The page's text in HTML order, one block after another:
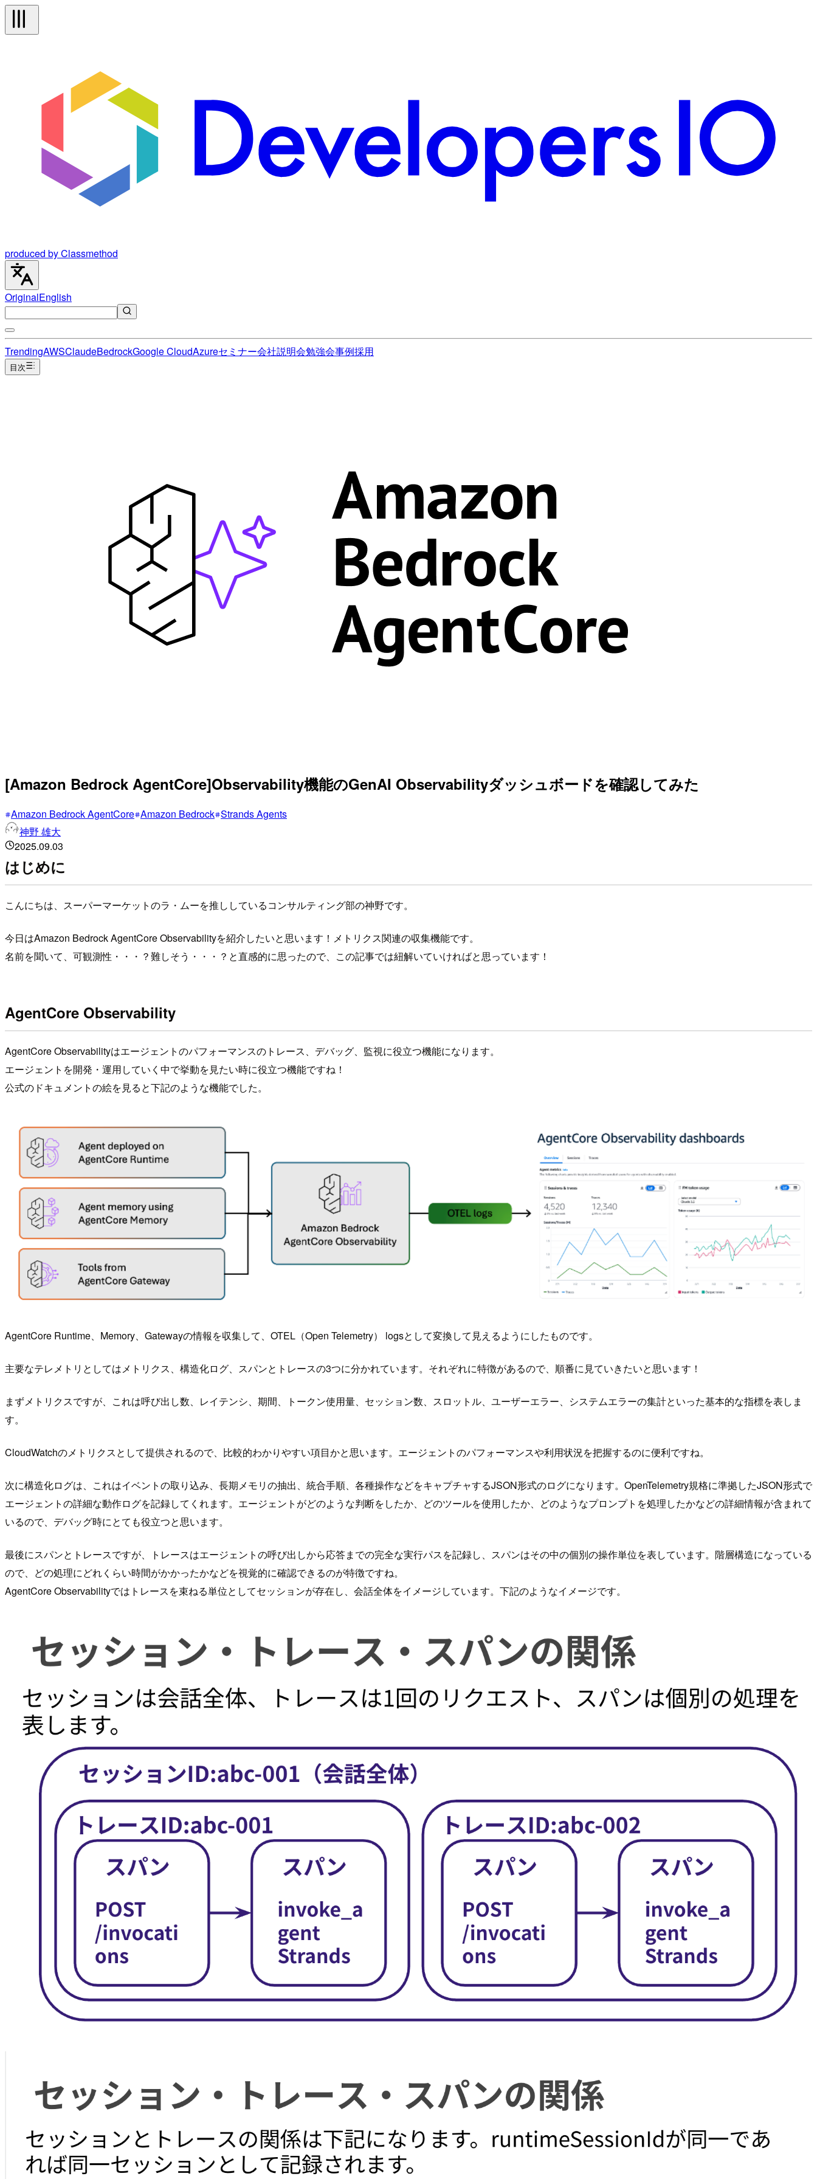
produced by Classmethod
OriginalEnglish
TrendingAWSClaudeBedrockGoogle CloudAzureセミナー会社説明会勉強会事例採用
目次
[Amazon Bedrock AgentCore]Observability機能のGenAI Observabilityダッシュボードを確認してみた
Amazon Bedrock AgentCore Amazon Bedrock Strands Agents
神野 雄大
2025.09.03
はじめに
こんにちは、スーパーマーケットのラ・ムーを推ししているコンサルティング部の神野です。
今日はAmazon Bedrock AgentCore Observabilityを紹介したいと思います！メトリクス関連の収集機能です。
名前を聞いて、可観測性・・・？難しそう・・・？と直感的に思ったので、この記事では紐解いていければと思っています！
AgentCore Observability
AgentCore Observabilityはエージェントのパフォーマンスのトレース、デバッグ、監視に役立つ機能になります。
エージェントを開発・運用していく中で挙動を見たい時に役立つ機能ですね！
公式のドキュメントの絵を見ると下記のような機能でした。
AgentCore Runtime、Memory、Gatewayの情報を収集して、OTEL（Open Telemetry） logsとして変換して見えるようにしたものです。
主要なテレメトリとしてはメトリクス、構造化ログ、スパンとトレースの3つに分かれています。それぞれに特徴があるので、順番に見ていきたいと思います！
まずメトリクスですが、これは呼び出し数、レイテンシ、期間、トークン使用量、セッション数、スロットル、ユーザーエラー、システムエラーの集計といった基本的な指標を表しま
す。
CloudWatchのメトリクスとして提供されるので、比較的わかりやすい項目かと思います。エージェントのパフォーマンスや利用状況を把握するのに便利ですね。
次に構造化ログは、これはイベントの取り込み、長期メモリの抽出、統合手順、各種操作などをキャプチャするJSON形式のログになります。OpenTelemetry規格に準拠したJSON形式で
エージェントの詳細な動作ログを記録してくれます。エージェントがどのような判断をしたか、どのツールを使用したか、どのようなプロンプトを処理したかなどの詳細情報が含まれて
いるので、デバッグ時にとても役立つと思います。
最後にスパンとトレースですが、トレースはエージェントの呼び出しから応答までの完全な実行パスを記録し、スパンはその中の個別の操作単位を表しています。階層構造になっている
ので、どの処理にどれくらい時間がかかったかなどを視覚的に確認できるのが特徴ですね。
AgentCore Observabilityではトレースを束ねる単位としてセッションが存在し、会話全体をイメージしています。下記のようなイメージです。